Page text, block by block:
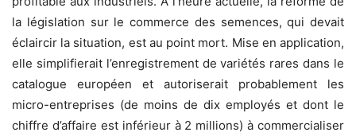
la législation sur le commerce des semences, qui devait
éclaircir la situation, est au point mort. Mise en application,
elle simplifierait l’enregistrement de variétés rares dans le
catalogue européen et autoriserait probablement les
micro-entreprises (de moins de dix employés et dont le
chiffre d’affaire est inférieur à 2 millions) à commercialiser